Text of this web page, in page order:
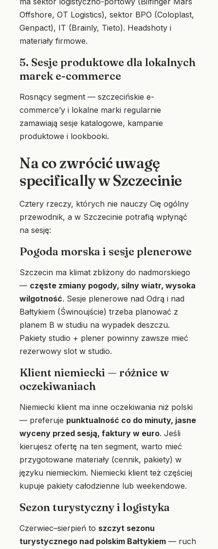
Offshore, OT Logistics), sektor BPO (Coloplast,
Genpact), IT (Brainly, Tieto). Headshoty i
materiały firmowe.
5. Sesje produktowe dla lokalnych
marek e-commerce
Rosnący segment — szczecińskie e-
commerce’y i lokalne marki regularnie
zamawiają sesje katalogowe, kampanie
produktowe i lookbooki.
Na co zwrócić uwagę
specifically w Szczecinie
Cztery rzeczy, których nie nauczy Cię ogólny
przewodnik, a w Szczecinie potrafią wpłynąć
na sesję:
Pogoda morska i sesje plenerowe
Szczecin ma klimat zbliżony do nadmorskiego
— częste zmiany pogody, silny wiatr, wysoka
wilgotność. Sesje plenerowe nad Odrą i nad
Bałtykiem (Świnoujście) trzeba planować z
planem B w studiu na wypadek deszczu.
Pakiety studio + plener powinny zawsze mieć
rezerwowy slot w studio.
Klient niemiecki — różnice w
oczekiwaniach
Niemiecki klient ma inne oczekiwania niż polski
— preferuje punktualność co do minuty, jasne
wyceny przed sesją, faktury w euro. Jeśli
kierujesz ofertę na ten segment, warto mieć
przygotowane materiały (cennik, pakiety) w
języku niemieckim. Niemiecki klient też częściej
kupuje pakiety całodzienne lub weekendowe.
Sezon turystyczny i logistyka
Czerwiec–sierpień to szczyt sezonu
turystycznego nad polskim Bałtykiem — ruch